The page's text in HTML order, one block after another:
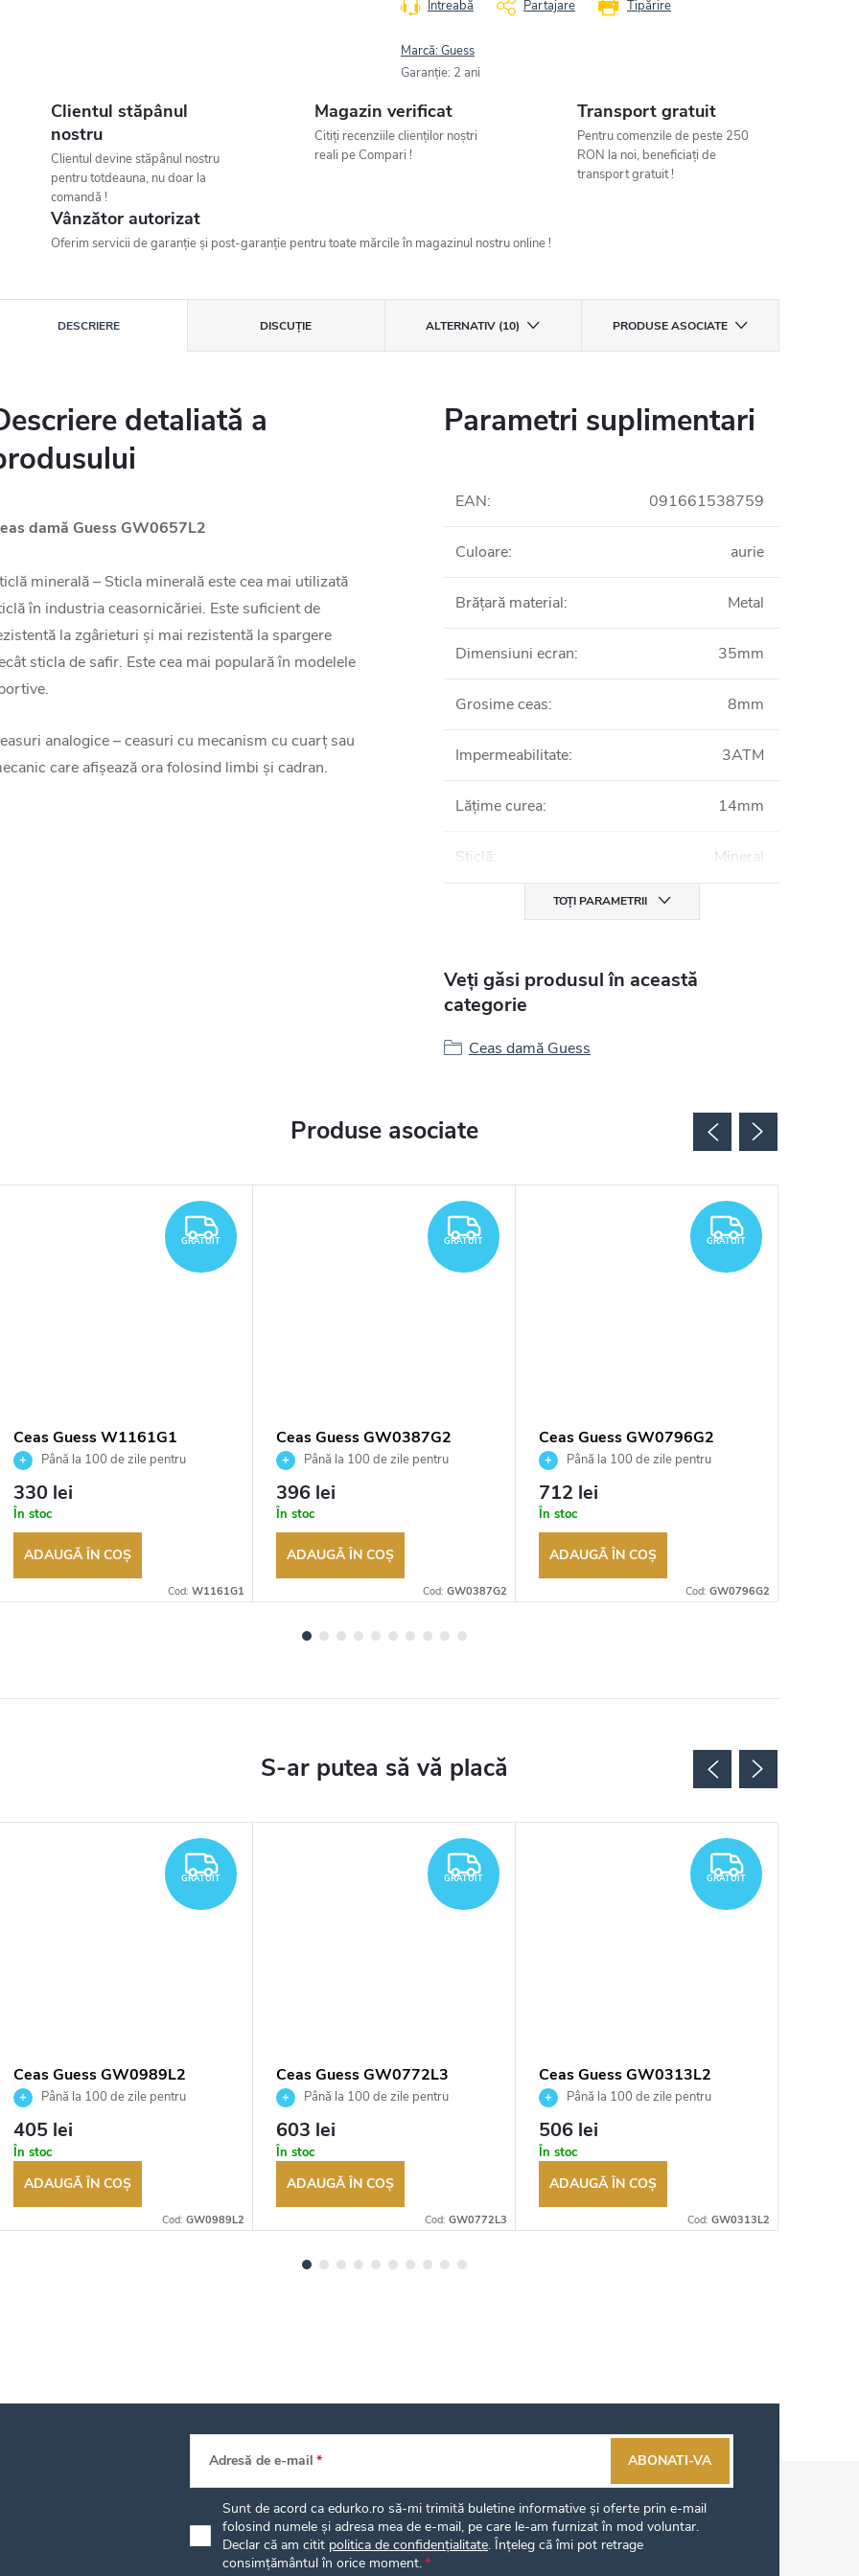
Tipărire
Întreabă Partajare
Marcă:Guess
Garanţie: 2 ani
Clientul stăpânul
nostru
Clientul devine stăpânul nostru
pentru totdeauna, nu doar la
comandă !
Magazin verificat
Citiți recenziile clienților noștri
reali pe Compari !
Transport gratuit
Pentru comenzile de peste 250
RON la noi, beneficiați de
transport gratuit !
Vânzător autorizat
Oferim servicii de garanție și post-garanție pentru toate mărcile în magazinul nostru online !
DESCRIERE DISCUŢIE ALTERNATIV (10) PRODUSE ASOCIATE
detaliată a
damă Guess GW0657L2
minerală – Sticla minerală este cea mai utilizată
în industria ceasornicăriei. Este suficient de
la zgârieturi și mai rezistentă la spargere
sticla de safir. Este cea mai populară în modelele
analogice – ceasuri cu mecanism cu cuarț sau
care afișează ora folosind limbi și cadran.
Parametri suplimentari
EAN: 091661538759
Culoare: aurie
Brățară material: Metal
Dimensiuni ecran: 35mm
Grosime ceas: 8mm
Impermeabilitate: 3ATM
Lățime curea: 14mm
Sticlă: Mineral
TOȚI PARAMETRII
Veți găsi produsul în această
categorie
Ceas damă Guess
Produse asociate
GRATUIT
GRATUIT
Ceas Guess W1161G1
Până la 100 de zile pentru
returnarea bunurilor. Vânzător
autorizat
330 lei
În stoc
ADAUGĂ ÎN COŞ
Cod: W1161G1
GRATUIT
GRATUIT
Ceas Guess GW0387G2
Până la 100 de zile pentru
returnarea bunurilor. Vânzător
autorizat
396 lei
În stoc
ADAUGĂ ÎN COŞ
Cod: GW0387G2
GRATUIT
GRATUIT
Ceas Guess GW0796G2
Până la 100 de zile pentru
returnarea bunurilor. Vânzător
autorizat
712 lei
În stoc
ADAUGĂ ÎN COŞ
Cod: GW0796G2
GRATUIT
GRATUIT
Ceas Guess GW0989L2
Până la 100 de zile pentru
returnarea bunurilor. Vânzător
autorizat
405 lei
În stoc
ADAUGĂ ÎN COŞ
Cod: GW0989L2
GRATUIT
GRATUIT
Ceas Guess GW0772L3
Până la 100 de zile pentru
returnarea bunurilor. Vânzător
autorizat
603 lei
În stoc
ADAUGĂ ÎN COŞ
Cod: GW0772L3
GRATUIT
GRATUIT
Ceas Guess GW0313L2
Până la 100 de zile pentru
returnarea bunurilor. Vânzător
autorizat
506 lei
În stoc
ADAUGĂ ÎN COŞ
Cod: GW0313L2
Adresă de e-mail
Sunt de acord ca edurko.ro să-mi trimită buletine informative și oferte prin e-mail
folosind numele și adresa mea de e-mail, pe care le-am furnizat în mod voluntar.
Declar că am citit politica de confidențialitate. Înțeleg că îmi pot retrage
consimțământul în orice moment.
ABONATI-VA